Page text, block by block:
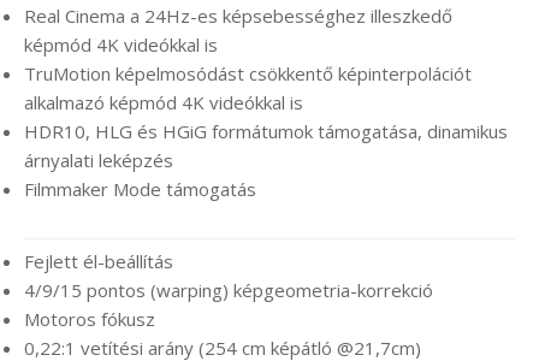
Real Cinema a 24Hz-es képsebességhez illeszkedő
képmód 4K videókkal is
TruMotion képelmosódást csökkentő képinterpolációt
alkalmazó képmód 4K videókkal is
HDR10, HLG és HGiG formátumok támogatása, dinamikus
árnyalati leképzés
Filmmaker Mode támogatás
Fejlett él-beállítás
4/9/15 pontos (warping) képgeometria-korrekció
Motoros fókusz
0,22:1 vetítési arány (254 cm képátló @21,7cm)